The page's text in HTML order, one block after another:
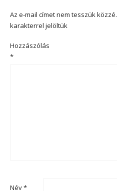
Az e-mail címet nem tesszük közzé.
karakterrel jelöltük
Hozzászólás
*
Név*